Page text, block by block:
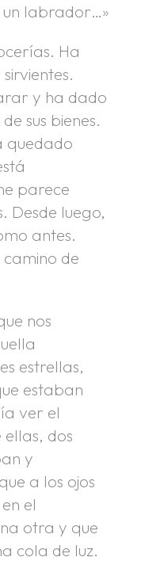
un labrador…»
Ha
y ha dado
sus bienes.
quedado
parece
Desde luego,
antes.
camino de
nos
estrellas,
estaban
ver el
dos
y
a los ojos
el
otra y que
cola de luz.